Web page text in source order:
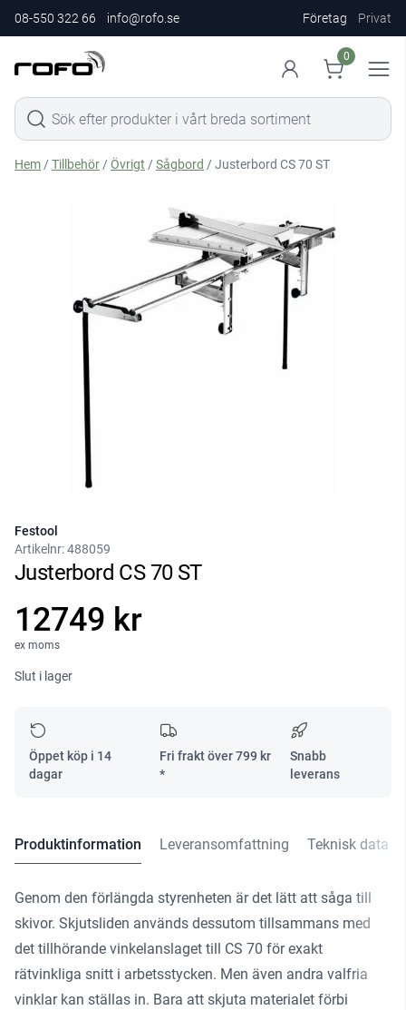
08-550 322 66 info@rofo.se Företag Privat
0
Hem /Tillbehör /Övrigt /Sågbord / Justerbord CS 70 ST
Festool
Artikelnr:488059
Justerbord CS 70 ST
12749 kr
ex moms
Slut i lager
Öppet köp i 14
dagar
Fri frakt över799 kr
*
Snabb
leverans
Produktinformation Leveransomfattning Teknisk data
Genom den förlängda styrenheten är det lätt att såga till
skivor. Skjutsliden används dessutom tillsammans med
det tillhörande vinkelanslaget till CS 70 för exakt
rätvinkliga snitt i arbetsstycken. Men även andra valfria
vinklar kan ställas in. Bara att skjuta materialet förbi